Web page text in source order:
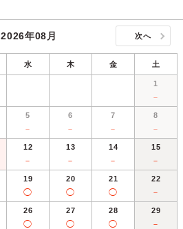
2026年08月 次へ
水 木 金 土
1
－
5
－
6
－
7
－
8
－
12
－
13
－
14
－
15
－
19
◯
20
◯
21
◯
22
－
26
◯
27
◯
28
◯
29
－